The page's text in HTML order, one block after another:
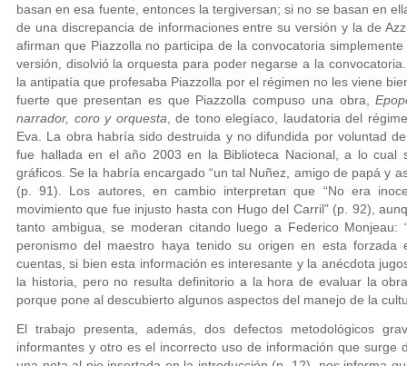
basan en esa fuente, entonces la tergiversan; si no se basan en
de una discrepancia de informaciones entre su versión y la de
afirman que Piazzolla no participa de la convocatoria
versión, disolvió la orquesta para poder negarse a la
la antipatía que profesaba Piazzolla por el régimen no les viene
fuerte que presentan es que Piazzolla compuso una obra,
narrador, coro y orquesta , de tono elegíaco, laudatoria del
Eva. La obra habría sido destruida y no difundida por voluntad
fue hallada en el año 2003 en la Biblioteca Nacional, a lo cual
gráficos. Se la habría encargado “un tal Nuñez, amigo de papá y
(p. 91). Los autores, en cambio interpretan que “No era
movimiento que fue injusto hasta con Hugo del Carril” (p. 92),
tanto ambigua, se moderan citando luego a Federico
peronismo del maestro haya tenido su origen en esta forzada
cuentas, si bien esta información es interesante y la anécdota
la historia, pero no resulta definitorio a la hora de evaluar la
porque pone al descubierto algunos aspectos del manejo de la
El trabajo presenta, además, dos defectos metodológicos
informantes y otro es el incorrecto uso de información que surge